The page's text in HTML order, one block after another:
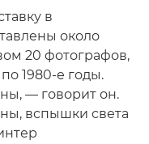
в
около
20 фотографов,
1980-е годы.
— говорит он.
вспышки света